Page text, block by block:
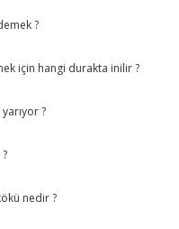
?
için hangi durakta inilir ?
?
nedir ?